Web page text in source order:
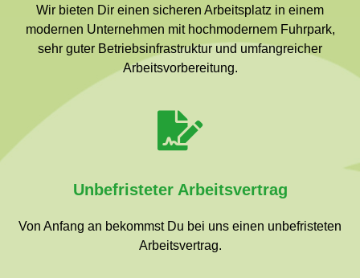
Wir bieten Dir einen sicheren Arbeitsplatz in einem
modernen Unternehmen mit hochmodernem Fuhrpark,
sehr guter Betriebsinfrastruktur und umfangreicher
Arbeitsvorbereitung.
Unbefristeter Arbeitsvertrag
Von Anfang an bekommst Du bei uns einen unbefristeten
Arbeitsvertrag.